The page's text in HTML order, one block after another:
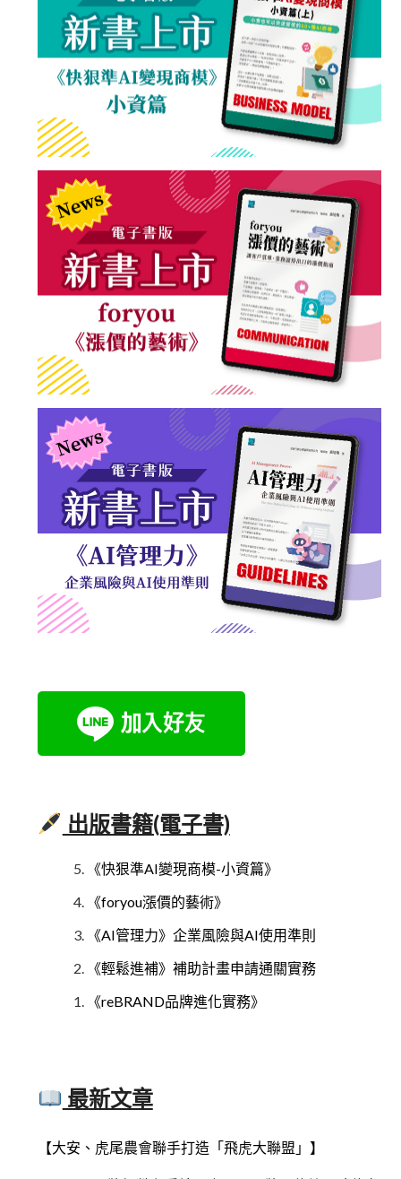
出版書籍(電子書)
《快狠準AI變現商模-小資篇》
《foryou漲價的藝術》
《AI管理力》企業風險與AI使用準則
《輕鬆進補》補助計畫申請通關實務
《reBRAND品牌進化實務》
最新文章
【大安、虎尾農會聯手打造「飛虎大聯盟」】